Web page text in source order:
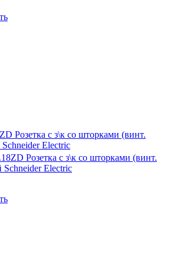
Розетка с з\к со шторками (винт.
Electric